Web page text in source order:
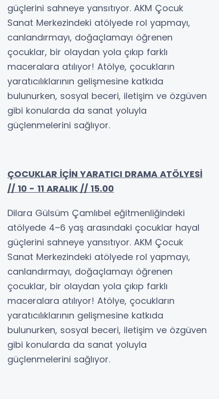
güçlerini sahneye yansıtıyor. AKM Çocuk
Sanat Merkezindeki atölyede rol yapmayı,
canlandırmayı, doğaçlamayı öğrenen
çocuklar, bir olaydan yola çıkıp farklı
maceralara atılıyor! Atölye, çocukların
yaratıcılıklarının gelişmesine katkıda
bulunurken, sosyal beceri, iletişim ve özgüven
gibi konularda da sanat yoluyla
güçlenmelerini sağlıyor.
ÇOCUKLAR İÇİN YARATICI DRAMA ATÖLYESİ
// 10 - 11 ARALIK // 15.00
Dilara Gülsüm Çamlıbel eğitmenliğindeki
atölyede 4–6 yaş arasındaki çocuklar hayal
güçlerini sahneye yansıtıyor. AKM Çocuk
Sanat Merkezindeki atölyede rol yapmayı,
canlandırmayı, doğaçlamayı öğrenen
çocuklar, bir olaydan yola çıkıp farklı
maceralara atılıyor! Atölye, çocukların
yaratıcılıklarının gelişmesine katkıda
bulunurken, sosyal beceri, iletişim ve özgüven
gibi konularda da sanat yoluyla
güçlenmelerini sağlıyor.